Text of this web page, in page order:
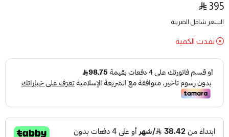
395
السعر شامل الضريبة
نفدت الكمية